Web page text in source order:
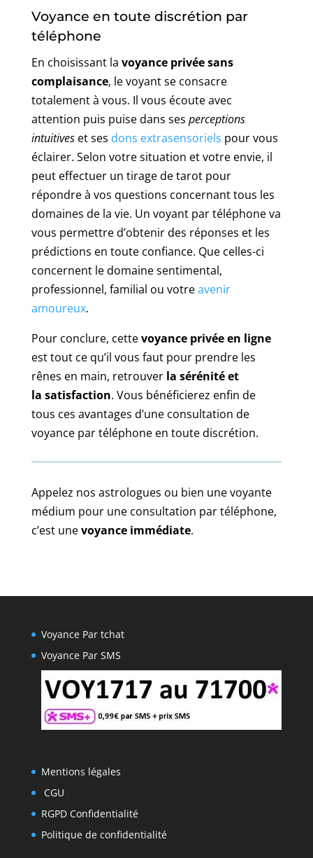
Voyance en toute discrétion par
téléphone
En choisissant la voyance privéesans
complaisance, le voyant se consacre
totalement à vous. Il vous écoute avec
attention puis puise dans ses perceptions
intuitiveset ses dons extrasensoriels pour vous
éclairer. Selon votre situation et votre envie, il
peut effectuer un tirage de tarot pour
répondre à vos questions concernant tous les
domaines de la vie. Un voyant par téléphone va
vous permettre d’obtenir des réponses et les
prédictions en toute confiance. Que celles-ci
concernent le domaine sentimental,
professionnel, familial ou votreavenir
amoureux.
Pour conclure, cettevoyance privée en ligne
est tout ce qu’il vous faut pour prendre les
rênes en main, retrouver la sérénité et
la satisfaction. Vous bénéficierez enfin de
tous ces avantages d’une consultation de
voyance par téléphone en toute discrétion.
Appelez nos astrologues ou bien une voyante
médium pour une consultation par téléphone,
c’est unevoyance immédiate.
Voyance Par tchat
Voyance Par SMS
Mentions légales
CGU
RGPD Confidentialité
Politique de confidentialité